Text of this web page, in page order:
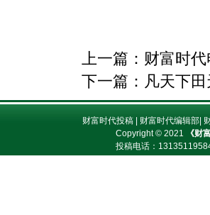
上一篇： 财富时
下一篇： 凡天下
财富时代投稿| 财富时代编辑部|
Copyright © 2021
《财
投稿电话：